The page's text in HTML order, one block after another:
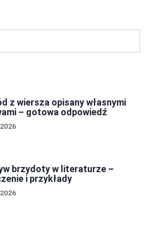
z wiersza opisany własnymi
– gotowa odpowiedź
brzydoty w literaturze –
i przykłady